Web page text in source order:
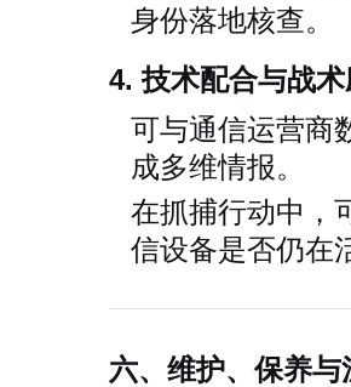
身份落地核查。
4. 技术配合与战
可与通信运营商
成多维情报。
在抓捕行动中，
信设备是否仍在
六、维护、保养与